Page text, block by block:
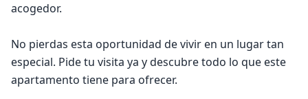
acogedor.
No pierdas esta oportunidad de vivir en un lugar tan
especial. Pide tu visita ya y descubre todo lo que este
apartamento tiene para ofrecer.